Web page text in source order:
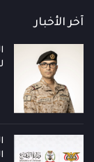
آخر الأخبار